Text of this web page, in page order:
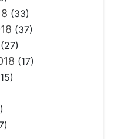
(33)
(37)
(27)
(17)